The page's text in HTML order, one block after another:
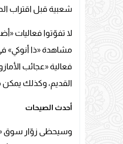
شعبية قبل اقتراب
لا تفوّتوا فعاليات
مشاهدة «ذا أنوكي»
فعالية «عجائب
القديم، وكذلك
أحدث الصيحات
وسيحظى زوّار سوق